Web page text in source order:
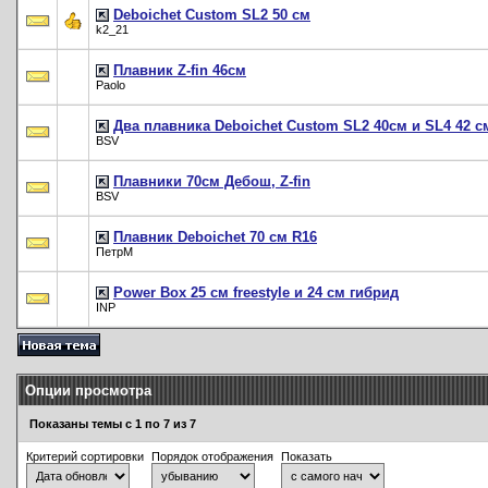
Deboichet Custom SL2 50 см
k2_21
Плавник Z-fin 46см
Paolo
Два плавника Deboichet Custom SL2 40см и SL4 42
BSV
Плавники 70см Дебош, Z-fin
BSV
Плавник Deboichet 70 см R16
ПетрМ
Power Box 25 см freestyle и 24 см гибрид
INP
Опции просмотра
Показаны темы с 1 по 7 из 7
Критерий сортировки Порядок отображения Показать